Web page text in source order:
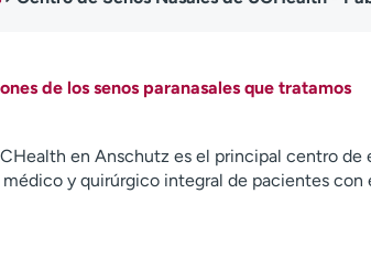
de los senos paranasales que tratamos
en Anschutz es el principal centro de
médico y quirúrgico integral de pacientes con